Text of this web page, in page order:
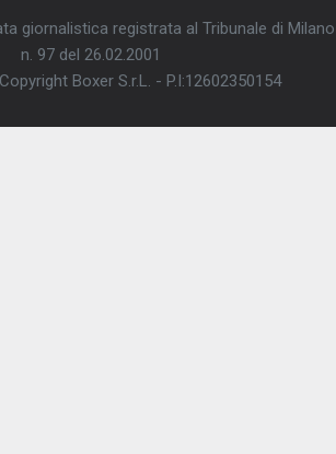
giornalistica registrata al Tribunale di Milano
n. 97 del 26.02.2001
Boxer S.r.L. - P.I:12602350154